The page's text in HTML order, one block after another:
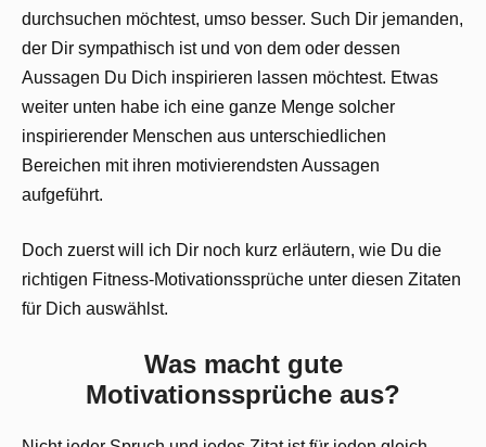
durchsuchen möchtest, umso besser. Such Dir jemanden,
der Dir sympathisch ist und von dem oder dessen
Aussagen Du Dich inspirieren lassen möchtest. Etwas
weiter unten habe ich eine ganze Menge solcher
inspirierender Menschen aus unterschiedlichen
Bereichen mit ihren motivierendsten Aussagen
aufgeführt.
Doch zuerst will ich Dir noch kurz erläutern, wie Du die
richtigen Fitness-Motivationssprüche unter diesen Zitaten
für Dich auswählst.
Was macht gute
Motivationssprüche aus?